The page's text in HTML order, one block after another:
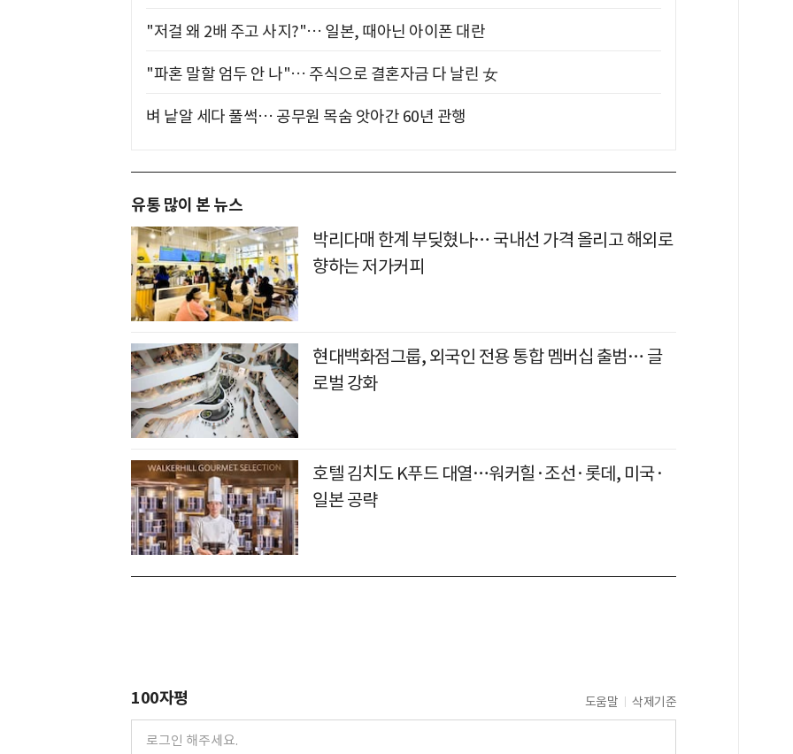
"저걸 왜 2배 주고 사지?"… 일본, 때아닌 아이폰 대란
"파혼 말할 엄두 안 나"… 주식으로 결혼자금 다 날린 女
벼 낱알 세다 풀썩… 공무원 목숨 앗아간 60년 관행
유통 많이 본 뉴스
박리다매 한계 부딪혔나… 국내선 가격 올리고 해외로
향하는 저가커피
현대백화점그룹, 외국인 전용 통합 멤버십 출범… 글
로벌 강화
호텔 김치도 K푸드 대열…워커힐·조선·롯데, 미국·
일본 공략
100자평 도움말 삭제기준